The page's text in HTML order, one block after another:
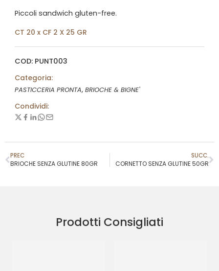
Piccoli sandwich gluten-free.
CT 20 x CF 2 X 25 GR
COD: PUNT003
Categoria:
PASTICCERIA PRONTA, BRIOCHE & BIGNE'
Condividi:
PREC
BRIOCHE SENZA GLUTINE 80GR
SUCC.
CORNETTO SENZA GLUTINE 50GR
Prodotti Consigliati